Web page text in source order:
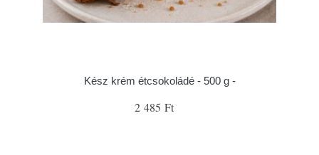
Kész krém étcsokoládé - 500 g -
2 485 Ft